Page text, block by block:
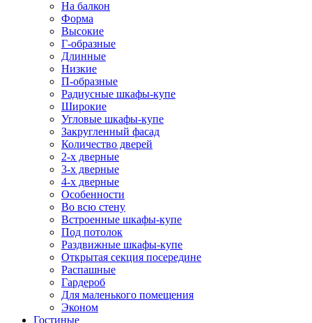
На балкон
Форма
Высокие
Г-образные
Длинные
Низкие
П-образные
Радиусные шкафы-купе
Широкие
Угловые шкафы-купе
Закругленный фасад
Количество дверей
2-х дверные
3-х дверные
4-х дверные
Особенности
Во всю стену
Встроенные шкафы-купе
Под потолок
Раздвижные шкафы-купе
Открытая секция посередине
Распашные
Гардероб
Для маленького помещения
Эконом
Гостиные